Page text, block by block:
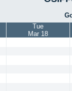
Tue
Mar 18